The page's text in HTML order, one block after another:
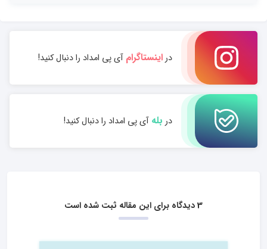
دراینستاگرامآی پی امداد را دنبال کنید!
در بلهآی پی امداد را دنبال کنید!
3 دیدگاه برای این مقاله ثبت شده است